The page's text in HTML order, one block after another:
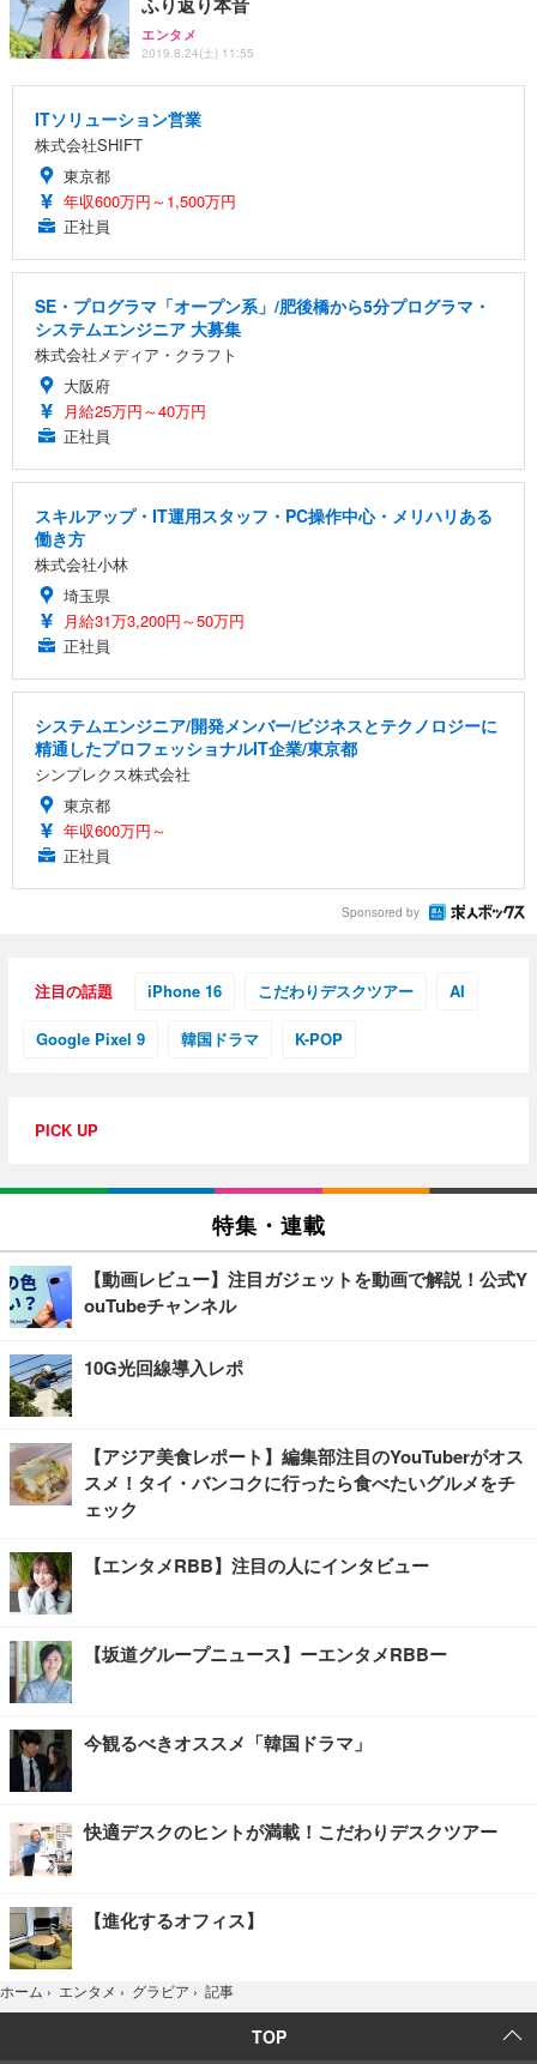
エンタメ
2019.8.24(土) 11:55
ITソリューション営業
株式会社SHIFT
東京都
年収600万円～1,500万円
正社員
SE・プログラマ「オープン系」/肥後橋から5分プログラマ・
システムエンジニア 大募集
株式会社メディア・クラフト
大阪府
月給25万円～40万円
正社員
スキルアップ・IT運用スタッフ・PC操作中心・メリハリある
働き方
株式会社小林
埼玉県
月給31万3,200円～50万円
正社員
システムエンジニア/開発メンバー/ビジネスとテクノロジーに
精通したプロフェッショナルIT企業/東京都
シンプレクス株式会社
東京都
年収600万円～
正社員
Sponsored by
注目の話題 iPhone 16 こだわりデスクツアー AI
Google Pixel 9 韓国ドラマ K-POP
PICK UP
特集・連載
【動画レビュー】注目ガジェットを動画で解説！公式Y
ouTubeチャンネル
10G光回線導入レポ
【アジア美食レポート】編集部注目のYouTuberがオス
スメ！タイ・バンコクに行ったら食べたいグルメをチ
ェック
【エンタメRBB】注目の人にインタビュー
【坂道グループニュース】ーエンタメRBBー
今観るべきオススメ「韓国ドラマ」
快適デスクのヒントが満載！こだわりデスクツアー
【進化するオフィス】
ホーム › エンタメ › グラビア › 記事
TOP